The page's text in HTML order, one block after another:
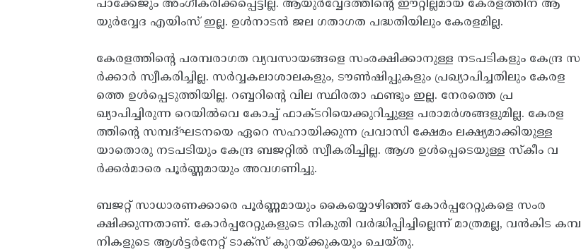
പാക്കേജും അംഗീകരിക്കപ്പെട്ടില്ല. ആയുര്‍വ്വേദത്തിന്റെ ഈറ്റില്ലമായ കേരളത്തിന്‌ ആ
യുര്‍വ്വേദ എയിംസ്‌ ഇല്ല. ഉള്‍നാടന്‍ ജല ഗതാഗത പദ്ധതിയിലും കേരളമില്ല.
കേരളത്തിന്റെ പരമ്പരാഗത വ്യവസായങ്ങളെ സംരക്ഷിക്കാനുള്ള നടപടികളും കേന്ദ്ര സ
ര്‍ക്കാര്‍ സ്വീകരിച്ചില്ല. സര്‍വ്വകലാശാലകളും, ടൗണ്‍ഷിപ്പുകളും പ്രഖ്യാപിച്ചതിലും കേരള
ത്തെ ഉള്‍പ്പെടുത്തിയില്ല. റബ്ബറിന്റെ വില സ്ഥിരതാ ഫണ്ടും ഇല്ല. നേരത്തെ പ്ര
ഖ്യാപിച്ചിരുന്ന റെയില്‍വെ കോച്ച്‌ ഫാക്ടറിയെക്കുറിച്ചുള്ള പരാമര്‍ശങ്ങളുമില്ല. കേരള
ത്തിന്റെ സമ്പദ്‌ഘടനയെ ഏറെ സഹായിക്കുന്ന പ്രവാസി ക്ഷേമം ലക്ഷ്യമാക്കിയുള്ള
യാതൊരു നടപടിയും കേന്ദ്ര ബജറ്റില്‍ സ്വീകരിച്ചില്ല. ആശ ഉള്‍പ്പെടെയുള്ള സ്‌കീം വ
ര്‍ക്കര്‍മാരെ പൂര്‍ണ്ണമായും അവഗണിച്ചു.
ബജറ്റ്‌ സാധാരണക്കാരെ പൂര്‍ണ്ണമായും കൈയ്യൊഴിഞ്ഞ്‌ കോര്‍പ്പറേറ്റുകളെ സംര
ക്ഷിക്കുന്നതാണ്‌. കോര്‍പ്പറേറ്റുകളുടെ നികുതി വര്‍ദ്ധിപ്പിച്ചില്ലെന്ന്‌ മാത്രമല്ല, വന്‍കിട കമ്പ
നികളുടെ ആള്‍ട്ടര്‍നേറ്റ്‌ ടാക്‌സ്‌ കുറയ്‌ക്കുകയും ചെയ്‌തു.